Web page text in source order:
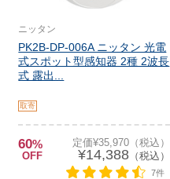
ニッタン
PK2B-DP-006A ニッタン 光電
式スポット型感知器 2種 2波長
式 露出...
取寄
60%
OFF
定価¥35,970（税込）
¥14,388（税込）
7件